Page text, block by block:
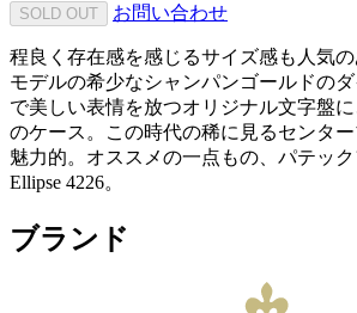
SOLD OUT お問い合わせ
程良く存在感を感じるサイズ感も人気
モデルの希少なシャンパンゴールドの
で美しい表情を放つオリジナル文字盤
のケース。この時代の稀に見るセンタ
魅力的。オススメの一点もの、パテック
Ellipse 4226。
ブランド